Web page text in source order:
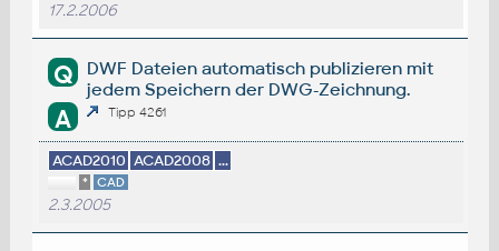
17.2.2006
Q
DWF Dateien automatisch publizieren mit
jedem Speichern der DWG-Zeichnung.
A Tipp 4261
ACAD2010 ACAD2008 ...
* CAD
2.3.2005